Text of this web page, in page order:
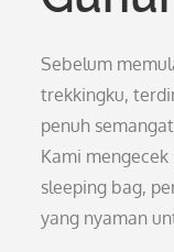
Sebelum
trekkingku,
penuh
Kami
sleeping bag,
yang nyaman